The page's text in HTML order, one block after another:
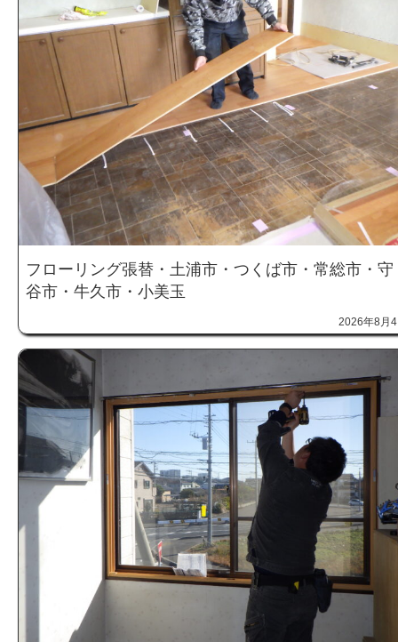
フローリング張替・土浦市・つくば市・常総市・守
谷市・牛久市・小美玉
2026年8月